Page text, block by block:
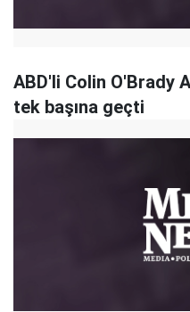
ABD'li Colin O'Brady
tek başına geçti